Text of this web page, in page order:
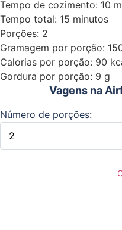
Tempo de cozimento: 10
Tempo total: 15 minutos
Porções: 2
Gramagem por porção:
Calorias por porção: 90
Gordura por porção: 9 g
Vagens na
Número de porções: